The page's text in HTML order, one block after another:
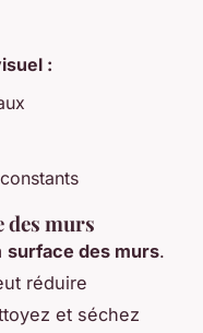
:
des murs
surface des murs.
réduire
et séchez